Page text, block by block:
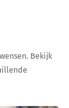
Bekijk